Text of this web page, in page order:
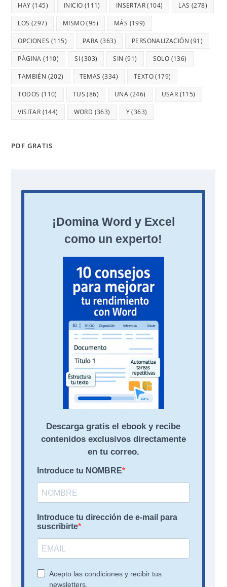
HAY (145) INICIO (111) INSERTAR(104) LAS (278)
LOS (297) MISMO(95) MÁS (199)
OPCIONES (115) PARA (363) PERSONALIZACIÓN (91)
PÁGINA (110) SI(303) SIN (91) SOLO (136)
TAMBIÉN (202) TEMAS (334) TEXTO(179)
TODOS (110) TUS (86) UNA (246) USAR (115)
VISITAR (144) WORD (363) Y(363)
PDF GRATIS